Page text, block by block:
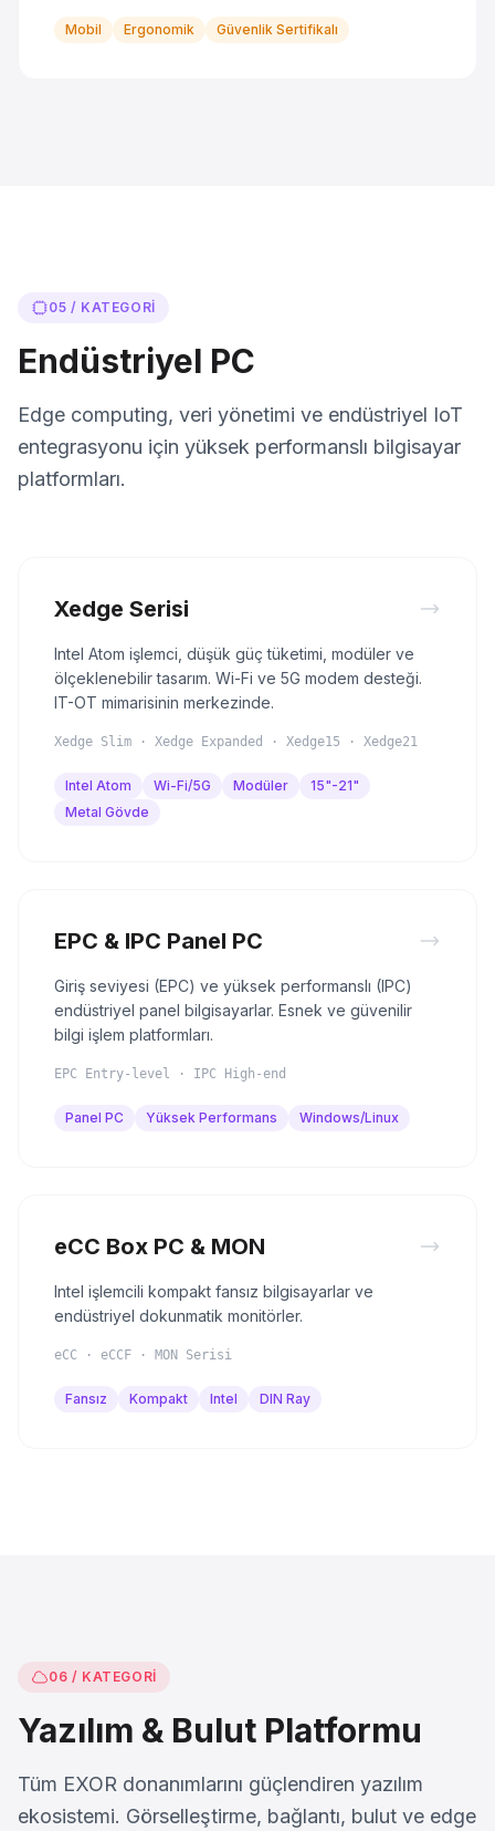
Mobil Ergonomik Güvenlik Sertifikalı
05 / KATEGORI
Endüstriyel PC
Edge computing, veri yönetimi ve endüstriyel IoT
entegrasyonu için yüksek performanslı bilgisayar
platformları.
Xedge Serisi
Intel Atom işlemci, düşük güç tüketimi, modüler ve
ölçeklenebilir tasarım. Wi-Fi ve 5G modem desteği.
IT-OT mimarisinin merkezinde.
Xedge Slim · Xedge Expanded · Xedge15 · Xedge21
Intel Atom Wi-Fi/5G Modüler
15"-21"
Metal Gövde
EPC & IPC Panel PC
Giriş seviyesi (EPC) ve yüksek performanslı (IPC)
endüstriyel panel bilgisayarlar. Esnek ve güvenilir
bilgi işlem platformları.
EPC Entry-level · IPC High-end
Panel PC Yüksek Performans Windows/Linux
eCC Box PC & MON
Intel işlemcili kompakt fansız bilgisayarlar ve
endüstriyel dokunmatik monitörler.
eCC · eCCF · MON Serisi
Fansız Kompakt Intel DIN Ray
06 / KATEGORI
Yazılım & Bulut Platformu
Tüm EXOR donanımlarını güçlendiren yazılım
ekosistemi. Görselleştirme, bağlantı, bulut ve edge